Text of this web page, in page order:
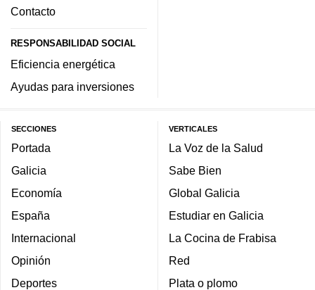
Contacto
RESPONSABILIDAD SOCIAL
Eficiencia energética
Ayudas para inversiones
SECCIONES
Portada
Galicia
Economía
España
Internacional
Opinión
Deportes
VERTICALES
La Voz de la Salud
Sabe Bien
Global Galicia
Estudiar en Galicia
La Cocina de Frabisa
Red
Plata o plomo